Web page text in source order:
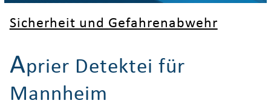
Sicherheit und Gefahrenabwehr
Aprier Detektei für
Mannheim